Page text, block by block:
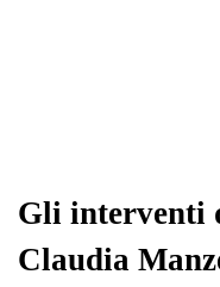
Gli interventi
Claudia